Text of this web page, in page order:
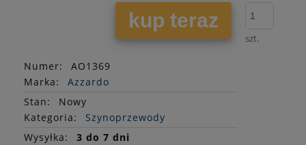
kup teraz
szt.
Numer:
AO1369
Marka:
Azzardo
Stan:
Nowy
Kategoria:
Szynoprzewody
Wysyłka:
3 do 7 dni